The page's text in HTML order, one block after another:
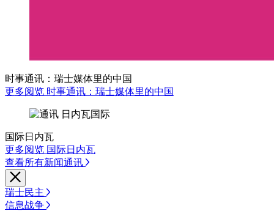
时事通讯：瑞士媒体里的中国
更多阅览 时事通讯：瑞士媒体里的中国
国际日内瓦
更多阅览 国际日内瓦
查看所有新闻通讯
瑞士民主
信息战争